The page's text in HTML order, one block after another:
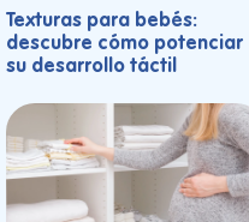
Texturas para bebés:
descubre cómo potenciar
su desarrollo táctil